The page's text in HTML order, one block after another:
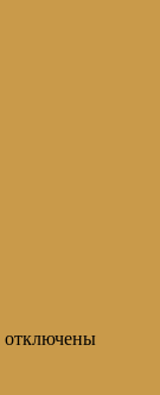
отключены